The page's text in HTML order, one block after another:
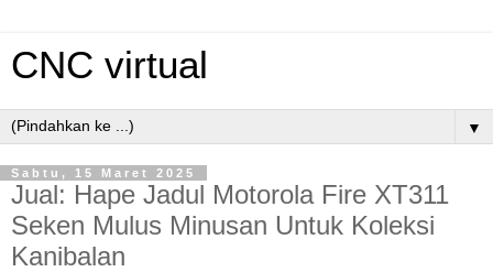
CNC virtual
▼
Sabtu, 15 Maret 2025
Jual: Hape Jadul Motorola Fire XT311
Seken Mulus Minusan Untuk Koleksi
Kanibalan